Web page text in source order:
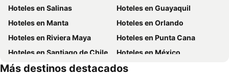
Hoteles en Salinas
Hoteles en Guayaquil
Hoteles en Manta
Hoteles en Orlando
Hoteles en Riviera Maya
Hoteles en Punta Cana
Hoteles en Santiago de Chile
Hoteles en México
Hoteles en Galápagos
Hoteles en Esmeraldas
Más destinos destacados